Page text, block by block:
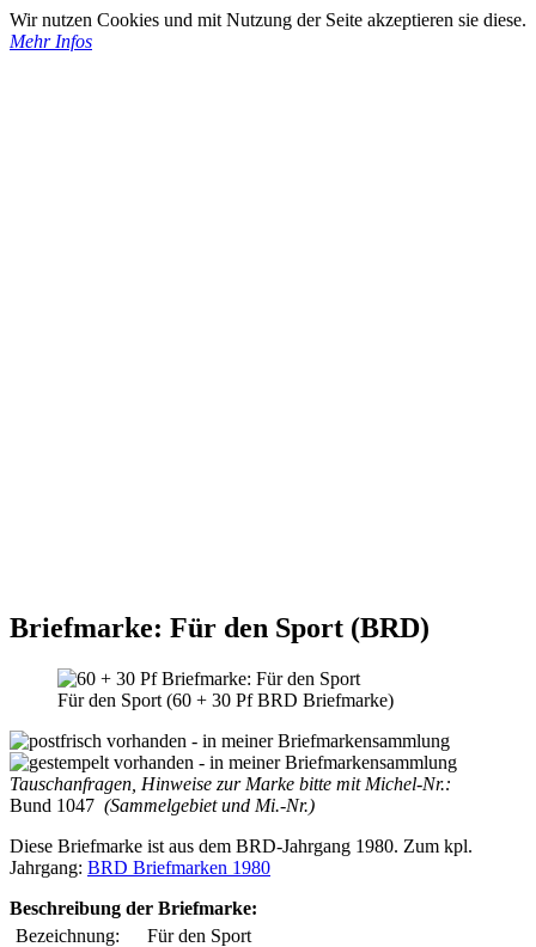
Wir nutzen Cookies und mit Nutzung der Seite akzeptieren sie diese.
Mehr Infos
Briefmarke: Für den Sport (BRD)
Für den Sport (60 + 30 Pf BRD Briefmarke)
Tauschanfragen, Hinweise zur Marke bitte mit Michel-Nr.:
Bund 1047 (Sammelgebiet und Mi.-Nr.)
Diese Briefmarke ist aus dem BRD-Jahrgang 1980. Zum kpl.
Jahrgang: BRD Briefmarken 1980
Beschreibung der Briefmarke:
Bezeichnung:
Für den Sport